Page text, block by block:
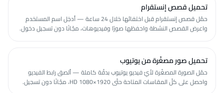
تحميل قصص إنستقرام
حمّل قصص إنستقرام قبل اختفائها خلال 24 ساعة — أدخِل اسم المستخدم
واعرض القصص النشطة واحفظها صورًا وفيديوهات، مجّانًا دون تسجيل دخول.
تحميل صور مصغّرة من يوتيوب
حمّل الصورة المصغّرة لأيّ فيديو يوتيوب بدقّة كاملة — ألصق رابط الفيديو
واحصل على كلّ المقاسات المتاحة حتّى 1920×1080 HD، مجّانًا دون تسجيل.